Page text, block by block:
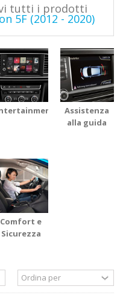
tutti i prodotti
5F (2012 - 2020)
Assistenza
alla guida
Comfort e
Sicurezza